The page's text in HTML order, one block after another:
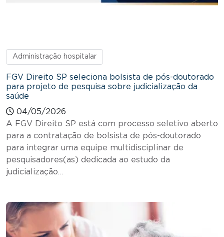
Administração hospitalar
FGV Direito SP seleciona bolsista de pós-doutorado
para projeto de pesquisa sobre judicialização da
saúde
04/05/2026
A FGV Direito SP está com processo seletivo aberto
para a contratação de bolsista de pós-doutorado
para integrar uma equipe multidisciplinar de
pesquisadores(as) dedicada ao estudo da
judicialização…